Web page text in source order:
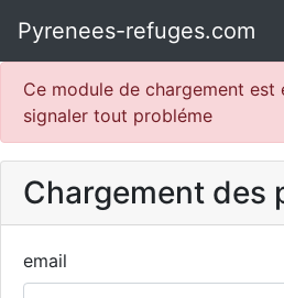
Pyrenees-refuges.com
Ce module de chargement est
signaler tout probléme
Chargement des
email